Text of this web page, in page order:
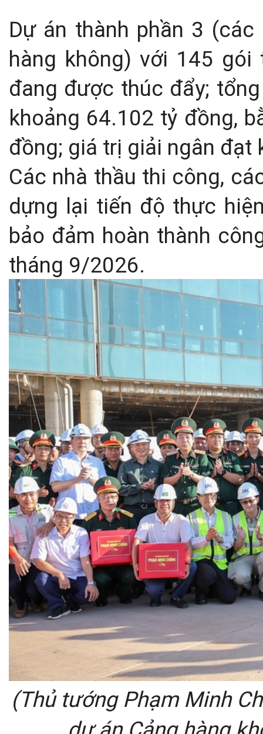
Dự án thành phần 3
hàng không) với 145
đang được thúc đẩy;
khoảng 64.102 tỷ đồng,
đồng; giá trị giải ngân
Các nhà thầu thi công,
dựng lại tiến độ thực
bảo đảm hoàn thành
tháng 9/2026.
(Thủ tướng Phạm Minh